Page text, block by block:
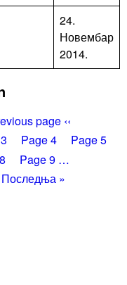
24.
Новембар
2014.
page ‹‹
3 Page4 Page5
8 Page9 …
Последња »